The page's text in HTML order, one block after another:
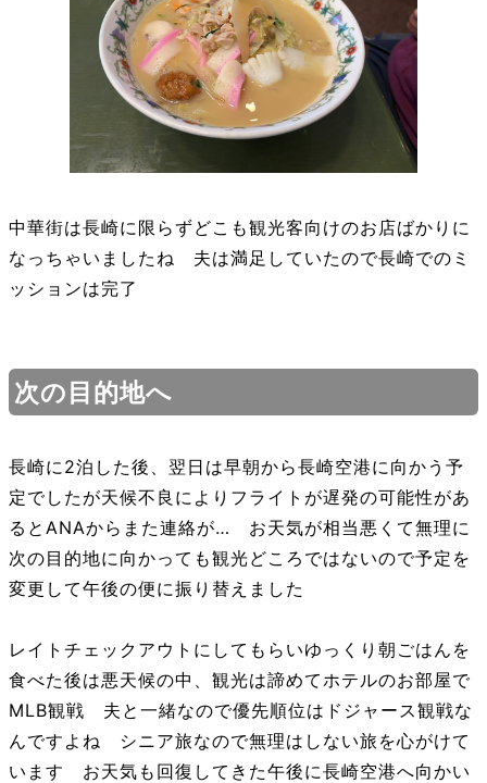
中華街は長崎に限らずどこも観光客向けのお店ばかりに
なっちゃいましたね 夫は満足していたので長崎でのミ
ッションは完了
次の目的地へ
長崎に2泊した後、翌日は早朝から長崎空港に向かう予
定でしたが天候不良によりフライトが遅発の可能性があ
るとANAからまた連絡が… お天気が相当悪くて無理に
次の目的地に向かっても観光どころではないので予定を
変更して午後の便に振り替えました
レイトチェックアウトにしてもらいゆっくり朝ごはんを
食べた後は悪天候の中、観光は諦めてホテルのお部屋で
MLB観戦 夫と一緒なので優先順位はドジャース観戦な
んですよね シニア旅なので無理はしない旅を心がけて
います お天気も回復してきた午後に長崎空港へ向かい